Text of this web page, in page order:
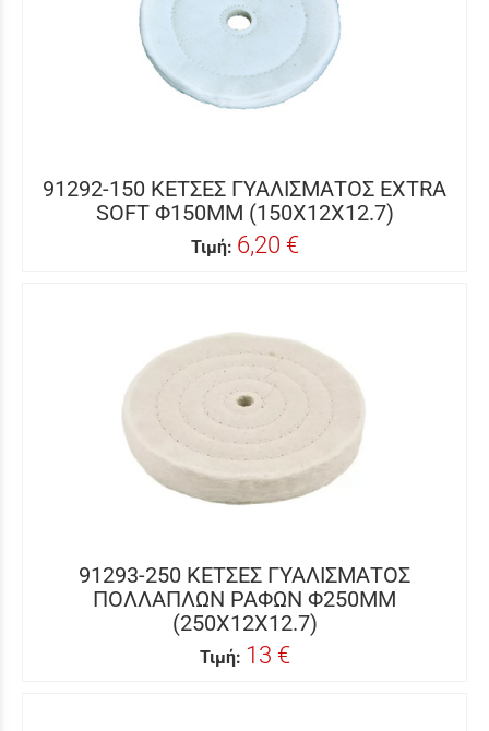
91292-150 ΚΕΤΣΕΣ ΓΥΑΛΙΣΜΑΤΟΣ EXTRA
SOFT Φ150ΜΜ (150X12X12.7)
Τιμή: 6,20 €
91293-250 ΚΕΤΣΕΣ ΓΥΑΛΙΣΜΑΤΟΣ
ΠΟΛΛΑΠΛΩΝ ΡΑΦΩΝ Φ250ΜΜ
(250X12X12.7)
Τιμή: 13 €